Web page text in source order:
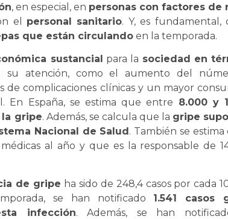
, en especial, en personas con factores de
el personal sanitario. Y, es fundamental,
que están circulando en la temporada.
sustancial para la sociedad en
su atención, como el aumento del
de complicaciones clínicas y un mayor
En España, se estima que entre 8.000 y
la gripe. Además, se calcula que la gripe
Nacional de Salud . También se
al año y que es la responsable de
de gripe ha sido de 248,4 casos por cada
se han notificado 1.541 casos
infección. Además, se han